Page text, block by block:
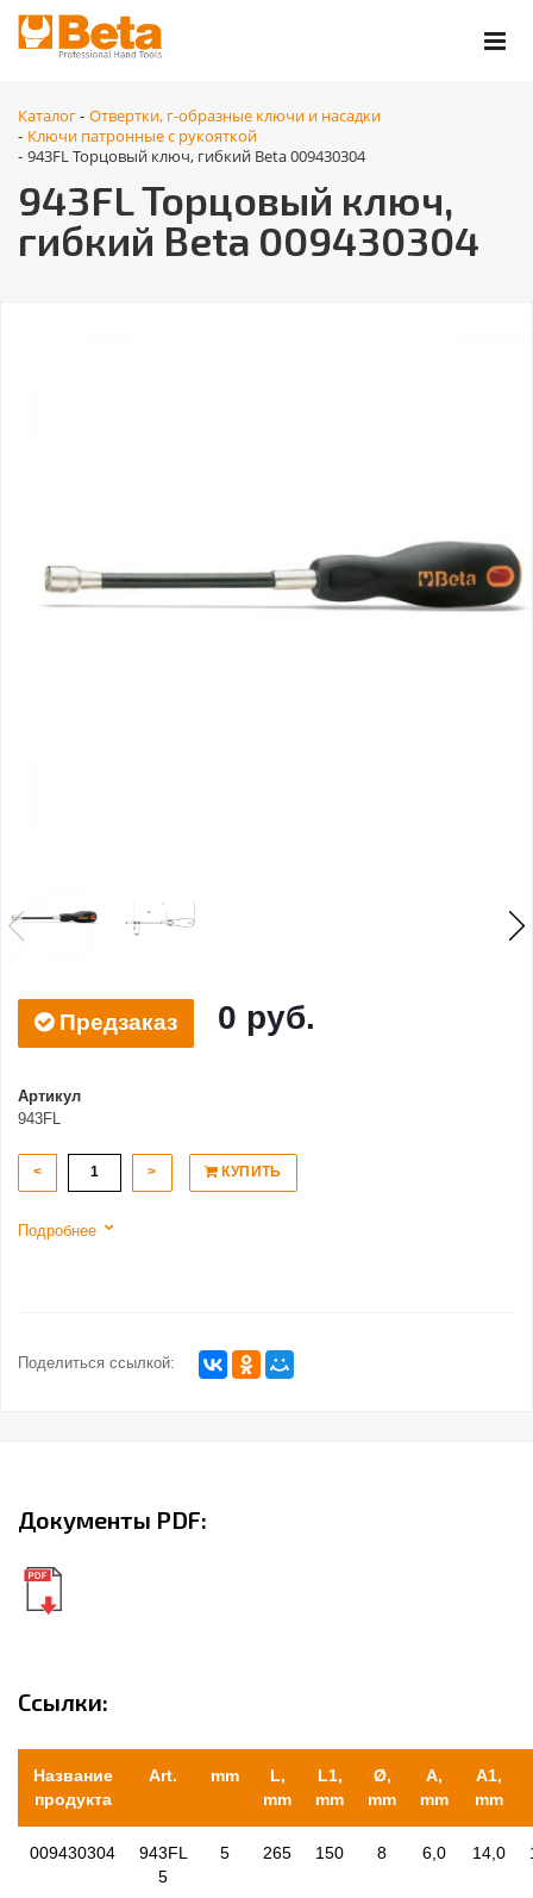
Каталог - Отвертки, г-образные ключи и насадки
- Ключи патронные с рукояткой
- 943FL Торцовый ключ, гибкий Beta 009430304
943FL Торцовый ключ,
гибкий Beta 009430304
Предзаказ 0 руб.
Артикул
943FL
< > КУПИТЬ
Подробнее
Поделиться ссылкой:
Документы PDF:
Ссылки:
Название
продукта
Art. mm
L,
mm
L1,
mm
Ø,
mm
A,
mm
A1,
mm
009430304
943FL
5
5 265 150 8 6,0 14,0